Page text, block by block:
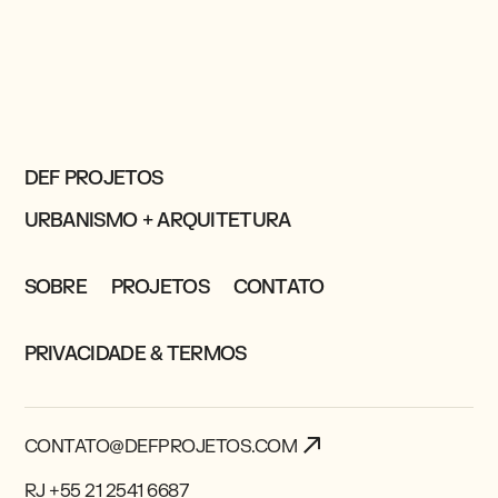
DEF PROJETOS
URBANISMO + ARQUITETURA
SOBRE PROJETOS CONTATO
PRIVACIDADE & TERMOS
CONTATO@DEFPROJETOS.COM
RJ +55 21 2541 6687